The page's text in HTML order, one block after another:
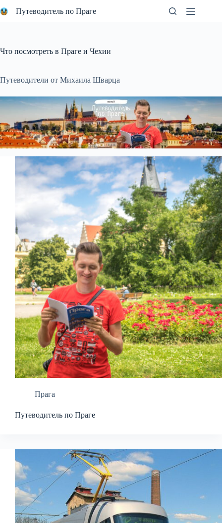
к
Путеводитель по Праге
Что посмотреть в Праге и Чехии
Путеводители от Михаила Шварца
Прага
Путеводитель по Праге